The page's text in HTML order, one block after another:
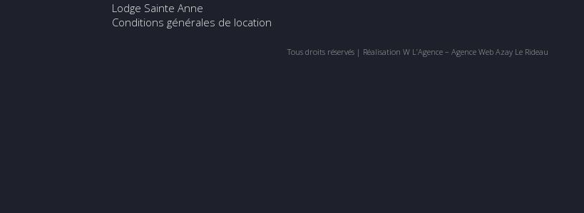
Lodge Sainte Anne
Conditions générales de location
Tous droits réservés | Réalisation W L’Agence – Agence Web Azay Le Rideau